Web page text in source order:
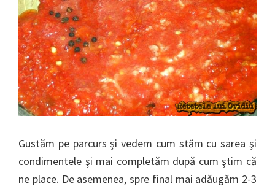
Gustăm pe parcurs şi vedem cum stăm cu sarea şi
condimentele şi mai completăm după cum ştim că
ne place. De asemenea, spre final mai adăugăm 2-3